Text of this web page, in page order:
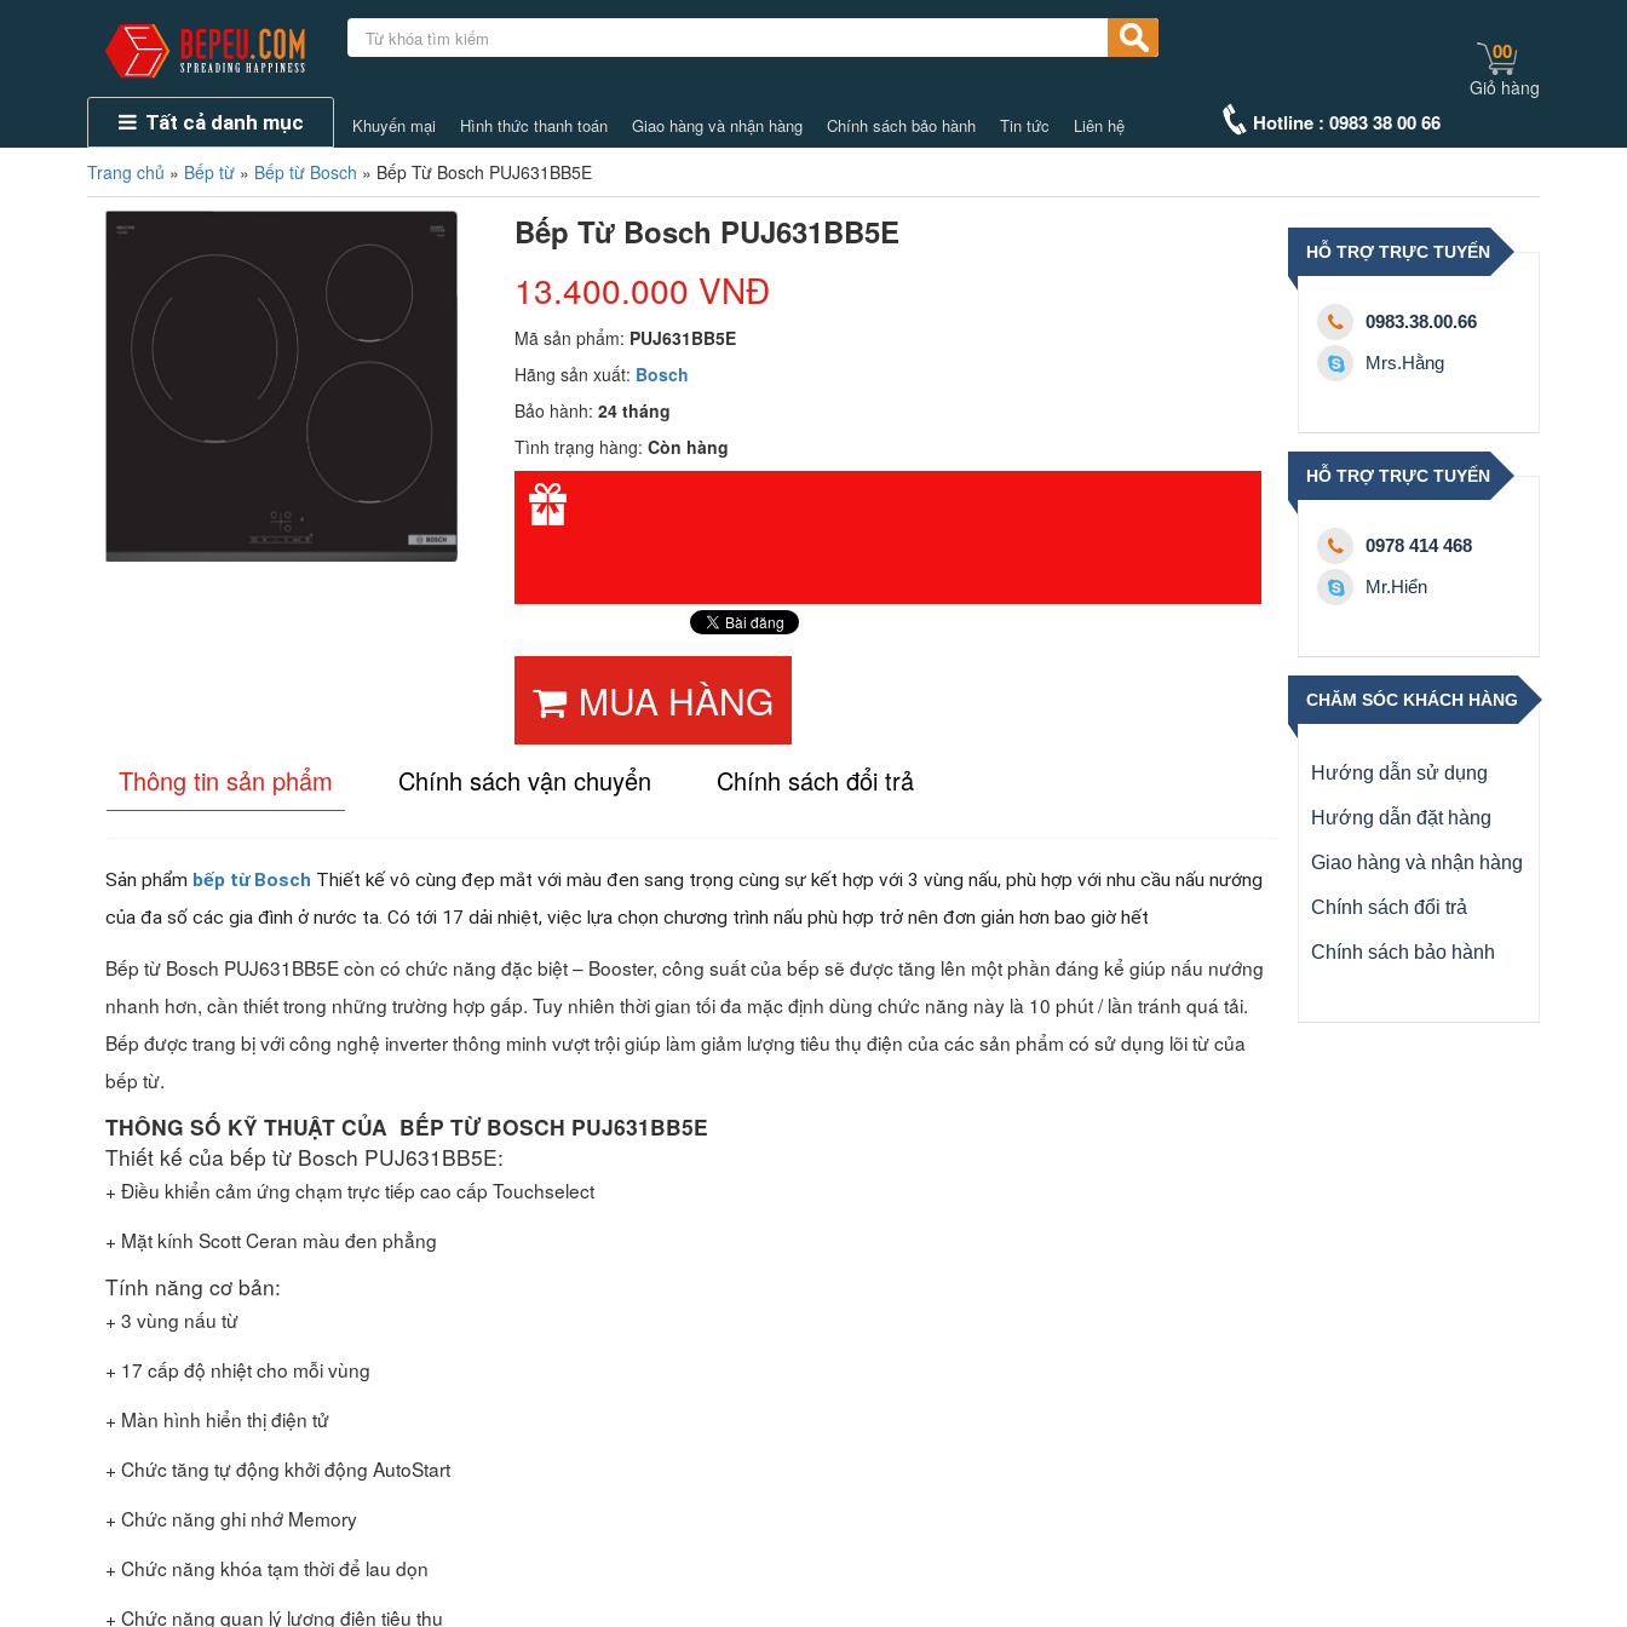
Tất cả danh mục Khuyến mại Hình thức thanh toán Giao hàng và nhận hàng Chính sách bảo hành Tin tức Liên hệ Hotline : 0983 38 00 66
00
Giỏ hàng
Trang chủ » Bếp từ » Bếp từ Bosch » Bếp Từ Bosch PUJ631BB5E
Bếp Từ Bosch PUJ631BB5E
13.400.000 VNĐ
Mã sản phẩm: PUJ631BB5E
Hãng sản xuất: Bosch
Bảo hành:24 tháng
Tình trạng hàng:Còn hàng
MUA HÀNG
Thông tin sản phẩm Chính sách vận chuyển Chính sách đổi trả
Sản phẩm bếp từ Bosch Thiết kế vô cùng đẹp mắt với màu đen sang trọng cùng sự kết hợp với 3 vùng nấu, phù hợp với nhu cầu nấu nướng
của đa số các gia đình ở nước ta. Có tới 17 dải nhiệt, việc lựa chọn chương trình nấu phù hợp trở nên đơn giản hơn bao giờ hết
Bếp từ Bosch PUJ631BB5E còn có chức năng đặc biệt – Booster, công suất của bếp sẽ được tăng lên một phần đáng kể giúp nấu nướng
nhanh hơn, cần thiết trong những trường hợp gấp. Tuy nhiên thời gian tối đa mặc định dùng chức năng này là 10 phút / lần tránh quá tải.
Bếp được trang bị với công nghệ inverter thông minh vượt trội giúp làm giảm lượng tiêu thụ điện của các sản phẩm có sử dụng lõi từ của
bếp từ.
THÔNG SỐ KỸ THUẬT CỦA BẾP TỪ BOSCH PUJ631BB5E
Thiết kế của bếp từ Bosch PUJ631BB5E:
+ Điều khiển cảm ứng chạm trực tiếp cao cấp Touchselect
+ Mặt kính Scott Ceran màu đen phẳng
Tính năng cơ bản:
+ 3 vùng nấu từ
+ 17 cấp độ nhiệt cho mỗi vùng
+ Màn hình hiển thị điện tử
+ Chức tăng tự động khởi động AutoStart
+ Chức năng ghi nhớ Memory
+ Chức năng khóa tạm thời để lau dọn
+ Chức năng quan lý lượng điện tiêu thụ
HỖ TRỢ TRỰC TUYẾN
0983.38.00.66
Mrs.Hằng
HỖ TRỢ TRỰC TUYẾN
0978 414 468
Mr.Hiển
CHĂM SÓC KHÁCH HÀNG
Hướng dẫn sử dụng
Hướng dẫn đặt hàng
Giao hàng và nhận hàng
Chính sách đổi trả
Chính sách bảo hành